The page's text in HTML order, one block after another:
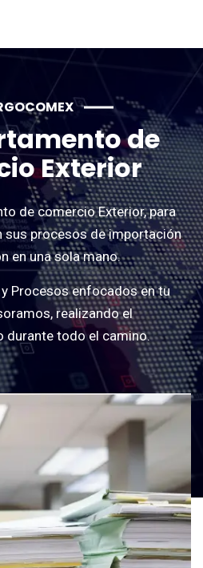
de
Exterior
de comercio Exterior, para
sus procesos de importación
en una sola mano.
Procesos enfocados en tu
realizando el
durante todo el camino.